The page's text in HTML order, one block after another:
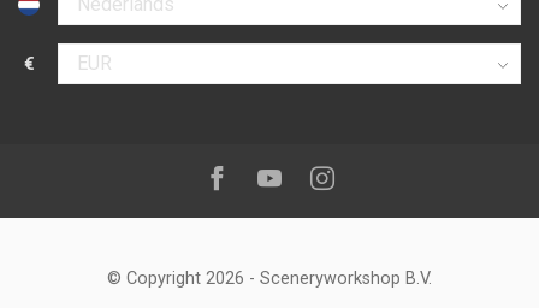
Selecteer taal
€
Selecteer valuta
Volg ons op:Facebook
YoutubeInstagram
© Copyright 2026 - Sceneryworkshop B.V.